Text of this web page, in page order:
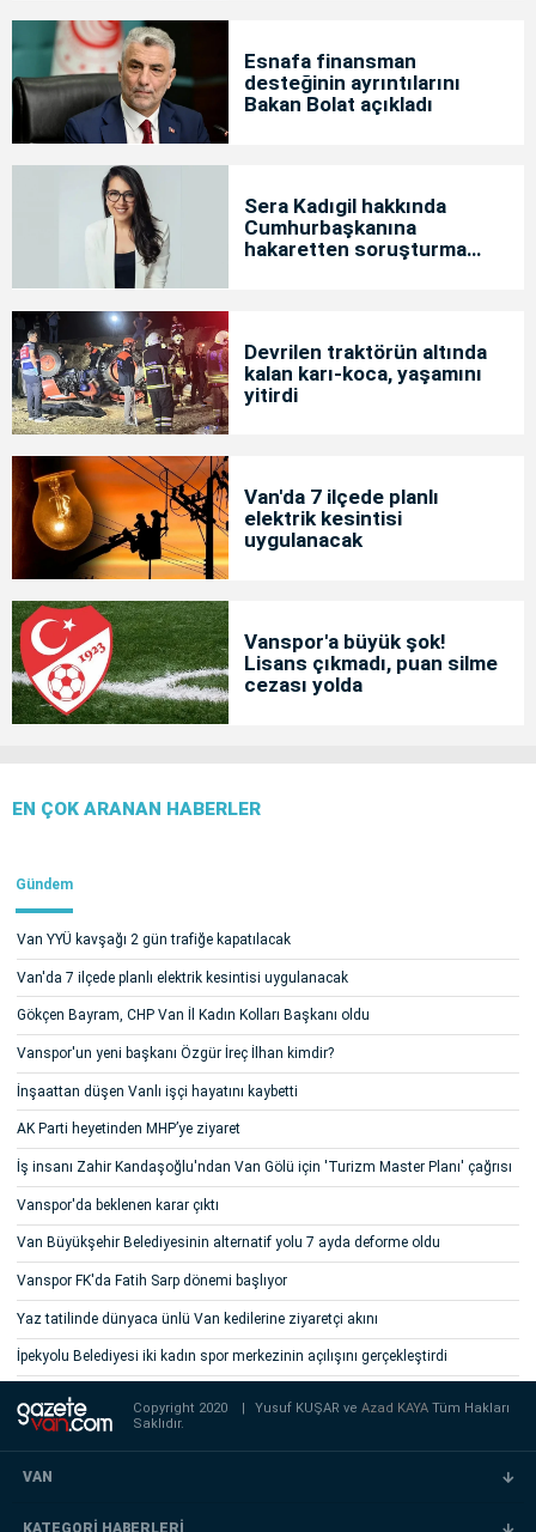
Esnafa finansman
desteğinin ayrıntılarını
Bakan Bolat açıkladı
Sera Kadıgil hakkında
Cumhurbaşkanına
hakaretten soruşturma
Devrilen traktörün altında
kalan karı-koca, yaşamını
yitirdi
Van'da 7 ilçede planlı
elektrik kesintisi
uygulanacak
Vanspor'a büyük şok!
Lisans çıkmadı, puan silme
cezası yolda
EN ÇOK ARANAN HABERLER
Gündem
Van YYÜ kavşağı 2 gün trafiğe kapatılacak
Van'da 7 ilçede planlı elektrik kesintisi uygulanacak
Gökçen Bayram, CHP Van İl Kadın Kolları Başkanı oldu
Vanspor'un yeni başkanı Özgür İreç İlhan kimdir?
İnşaattan düşen Vanlı işçi hayatını kaybetti
AK Parti heyetinden MHP’ye ziyaret
İş insanı Zahir Kandaşoğlu'ndan Van Gölü için 'Turizm Master Planı' çağrısı
Vanspor'da beklenen karar çıktı
Van Büyükşehir Belediyesinin alternatif yolu 7 ayda deforme oldu
Vanspor FK'da Fatih Sarp dönemi başlıyor
Yaz tatilinde dünyaca ünlü Van kedilerine ziyaretçi akını
İpekyolu Belediyesi iki kadın spor merkezinin açılışını gerçekleştirdi
Copyright 2020 | Yusuf KUŞAR veAzad KAYATüm Hakları
Saklıdır.
VAN
KATEGORİ HABERLERİ